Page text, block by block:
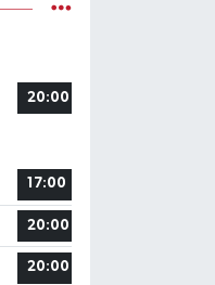
20:00
17:00
20:00
20:00